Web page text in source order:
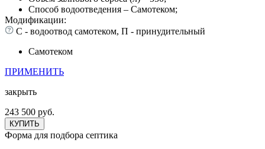
Способ водоотведения – Самотеком;
Модификации:
С - водоотвод самотеком, П - принудительный
Самотеком
ПРИМЕНИТЬ
закрыть
243 500 руб.
КУПИТЬ
Форма для подбора септика